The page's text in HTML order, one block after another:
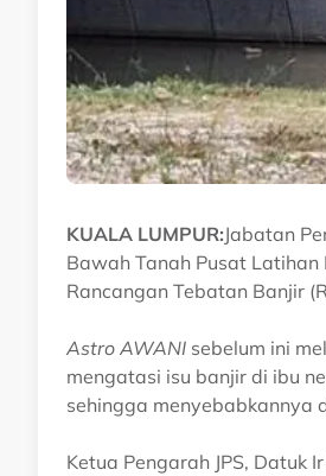
KUALA LUMPUR:Jabatan
Bawah Tanah Pusat Latihan
Rancangan Tebatan Banjir
Astro AWANI sebelum ini
mengatasi isu banjir di ibu
sehingga menyebabkannya
Ketua Pengarah JPS, Datuk